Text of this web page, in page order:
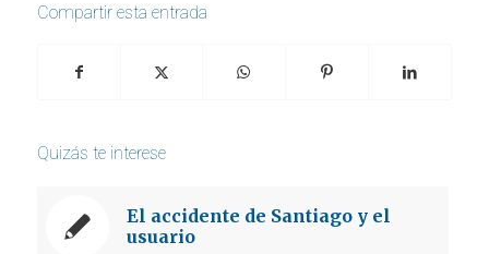
Compartir esta entrada
Quizás te interese
El accidente de Santiago y el
usuario